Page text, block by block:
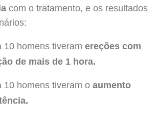
com o tratamento, e os resultados
10 homens tiveram ereções com
de mais de 1 hora.
10 homens tiveram o aumento